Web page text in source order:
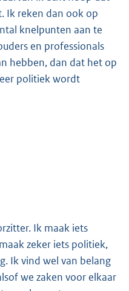
Ik reken dan ook op
knelpunten aan te
en professionals
hebben, dan dat het op
politiek wordt
Ik maak iets
zeker iets politiek,
Ik vind wel van belang
we zaken voor elkaar